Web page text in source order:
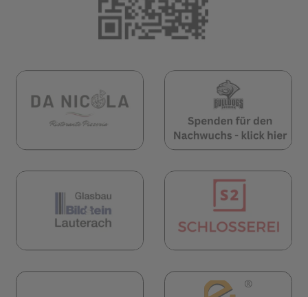
in neuem Tab) (öffnet in neuem Tab)
in neuem Tab) (öffnet in neuem Tab)